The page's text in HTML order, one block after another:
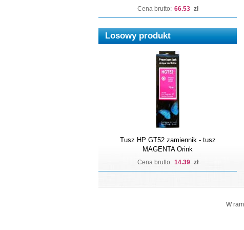
Cena brutto: 66.53 zł
Losowy produkt
Tusz HP GT52 zamiennik - tusz
MAGENTA Orink
Cena brutto: 14.39 zł
W